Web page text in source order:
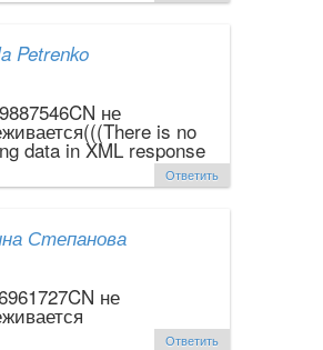
Petrenko
не
is no
data in XML response
Ответить
Степанова
не
Ответить